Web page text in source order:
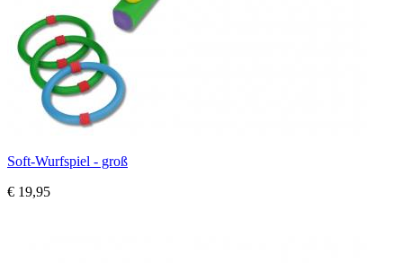
Soft-Wurfspiel - groß
€ 19,95